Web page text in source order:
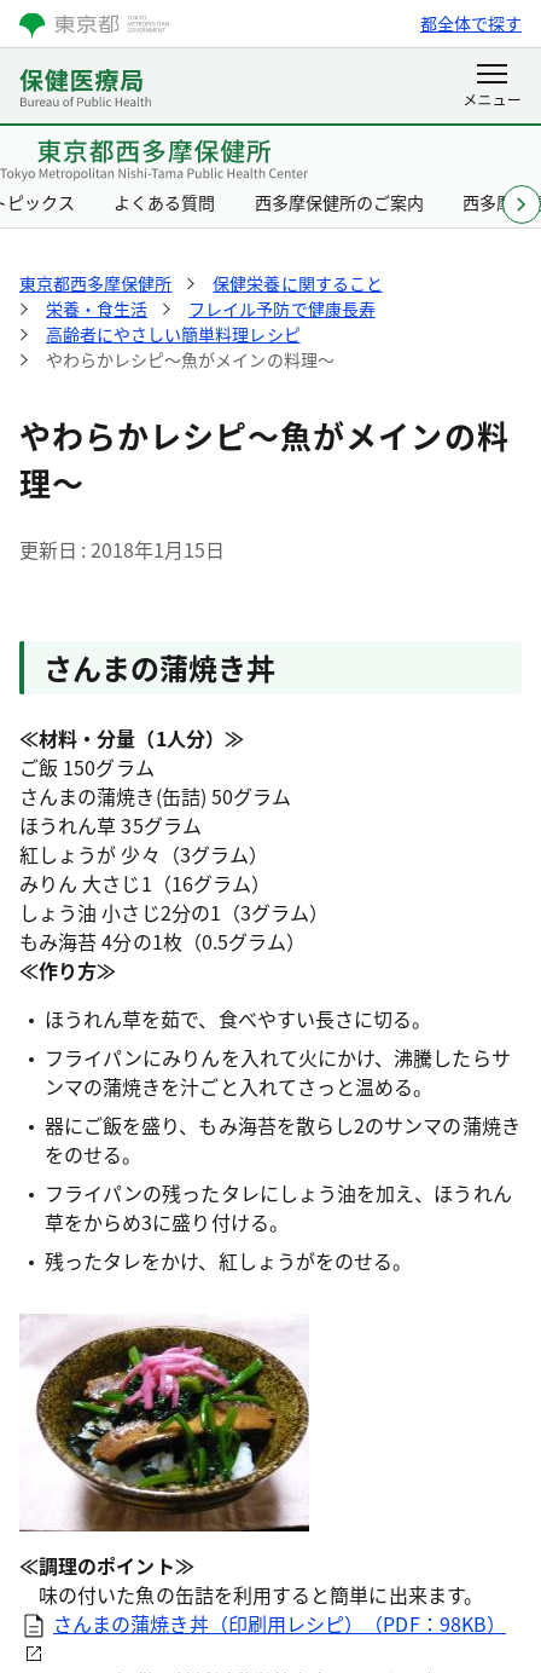
都全体で探す
ピックス よくある質問 西多摩保健所のご案内 西多摩保
東京都西多摩保健所
保健栄養に関すること
栄養・食生活
フレイル予防で健康長寿
高齢者にやさしい簡単料理レシピ
やわらかレシピ～魚がメインの料理～
やわらかレシピ～魚がメインの料
理～
更新日 2018年1月15日
さんまの蒲焼き丼
≪材料・分量（1人分）≫
ご飯 150グラム
さんまの蒲焼き(缶詰) 50グラム
ほうれん草 35グラム
紅しょうが 少々（3グラム）
みりん 大さじ1（16グラム）
しょう油 小さじ2分の1（3グラム）
もみ海苔 4分の1枚（0.5グラム）
≪作り方≫
ほうれん草を茹で、食べやすい長さに切る。
フライパンにみりんを入れて火にかけ、沸騰したらサ
ンマの蒲焼きを汁ごと入れてさっと温める。
器にご飯を盛り、もみ海苔を散らし2のサンマの蒲焼き
をのせる。
フライパンの残ったタレにしょう油を加え、ほうれん
草をからめ3に盛り付ける。
残ったタレをかけ、紅しょうがをのせる。
≪調理のポイント≫
味の付いた魚の缶詰を利用すると簡単に出来ます。
さんまの蒲焼き丼（印刷用レシピ）（PDF：98KB）